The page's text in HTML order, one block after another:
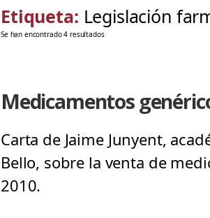
Etiqueta: Legislación
Se han encontrado 4 resultados
Medicamentos
Carta de Jaime Junyent,
Bello, sobre la venta de
2010.